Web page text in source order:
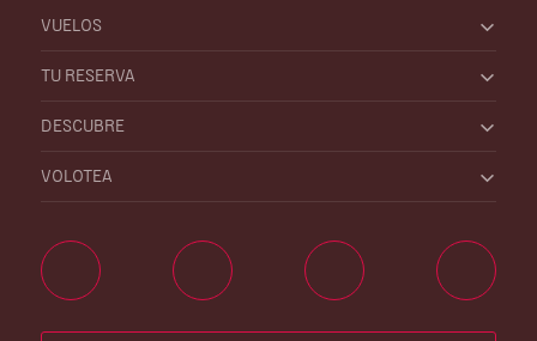
VUELOS
TU RESERVA
DESCUBRE
VOLOTEA